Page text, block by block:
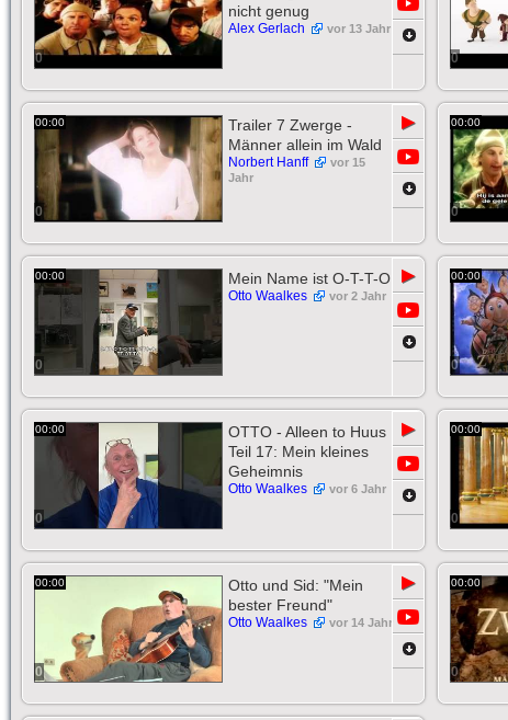
0
nicht genug
Alex Gerlach vor 13 Jahr
0
00:00
0
Trailer 7 Zwerge -
Männer allein im Wald
Norbert Hanff
vor 15
Jahr
▶ 00:00
0
00:00
0
Mein Name ist O-T-T-O
Otto Waalkes vor 2 Jahr
▶ 00:00
0
00:00
0
OTTO - Alleen to Huus
Teil 17: Mein kleines
Geheimnis
Otto Waalkes vor 6 Jahr
▶ 00:00
0
00:00
0
Otto und Sid: "Mein
bester Freund"
Otto Waalkes vor 14 Jahr
▶ 00:00
0